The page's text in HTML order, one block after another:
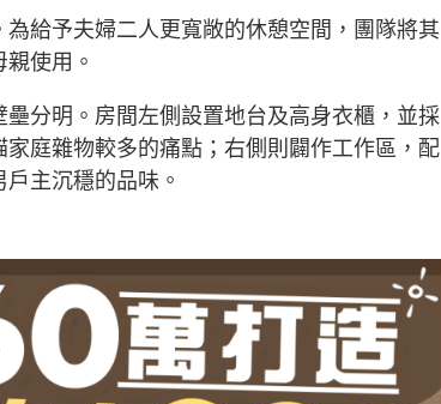
給予夫婦二人更寬敞的休憩空間，團隊將其
使用。
分明。房間左側設置地台及高身衣櫃，並採
庭雜物較多的痛點；右側則闢作工作區，配
主沉穩的品味。